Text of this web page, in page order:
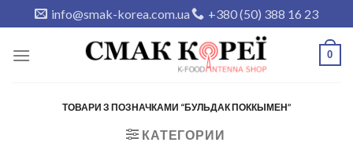
to
content
info@smak-korea.com.ua +380 (50) 388 16 23
0
ТОВАРИ З ПОЗНАЧКАМИ “БУЛЬДАК ПОККЫМЕН”
КАТЕГОРИИ